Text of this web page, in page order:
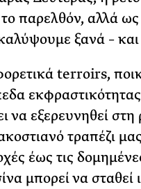
παρελθόν, αλλά ως
ξανά –
terroirs,
να εξερευνηθεί
τραπέζι
έως τις
μπορεί να